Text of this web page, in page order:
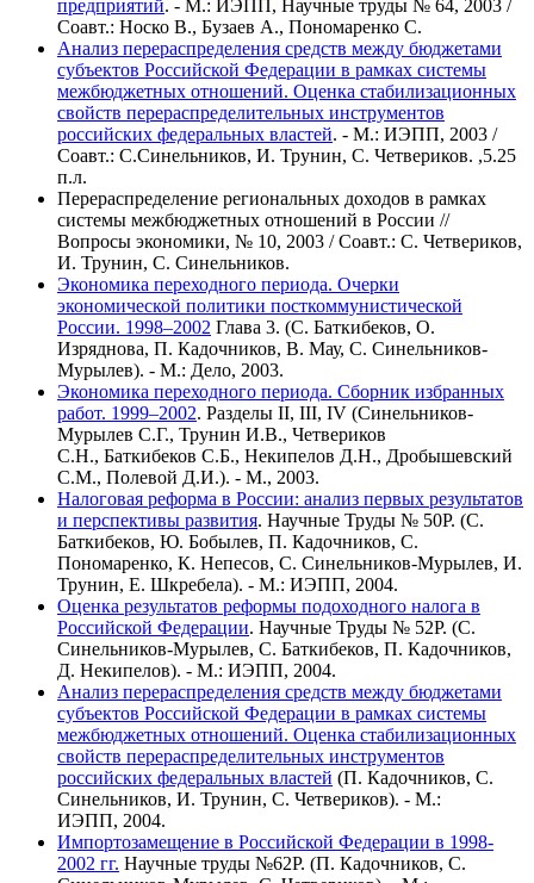
предприятий. - М.: ИЭПП, Научные труды № 64, 2003 /
Соавт.: Носко В., Бузаев А., Пономаренко С.
Анализ перераспределения средств между бюджетами
субъектов Российской Федерации в рамках системы
межбюджетных отношений. Оценка стабилизационных
свойств перераспределительных инструментов
российских федеральных властей. - М.: ИЭПП, 2003 /
Соавт.: С.Синельников, И. Трунин, С. Четвериков. ,5.25
п.л.
Перераспределение региональных доходов в рамках
системы межбюджетных отношений в России //
Вопросы экономики, № 10, 2003 / Соавт.: С. Четвериков,
И. Трунин, С. Синельников.
Экономика переходного периода. Очерки
экономической политики посткоммунистической
России. 1998–2002 Глава 3. (С. Баткибеков, О.
Изряднова, П. Кадочников, В. Мау, С. Синельников-
Мурылев). - М.: Дело, 2003.
Экономика переходного периода. Сборник избранных
работ. 1999–2002. Разделы II, III, IV (Синельников-
Мурылев С.Г., Трунин И.В., Четвериков
С.Н., Баткибеков С.Б., Некипелов Д.Н., Дробышевский
С.М., Полевой Д.И.). - М., 2003.
Налоговая реформа в России: анализ первых результатов
и перспективы развития. Научные Труды № 50Р. (С.
Баткибеков, Ю. Бобылев, П. Кадочников, С.
Пономаренко, К. Непесов, С. Синельников-Мурылев, И.
Трунин, Е. Шкребела). - М.: ИЭПП, 2004.
Оценка результатов реформы подоходного налога в
Российской Федерации. Научные Труды № 52Р. (С.
Синельников-Мурылев, С. Баткибеков, П. Кадочников,
Д. Некипелов). - М.: ИЭПП, 2004.
Анализ перераспределения средств между бюджетами
субъектов Российской Федерации в рамках системы
межбюджетных отношений. Оценка стабилизационных
свойств перераспределительных инструментов
российских федеральных властей (П. Кадочников, С.
Синельников, И. Трунин, С. Четвериков). - М.:
ИЭПП, 2004.
Импортозамещение в Российской Федерации в 1998-
2002 гг. Научные труды №62Р. (П. Кадочников, С.